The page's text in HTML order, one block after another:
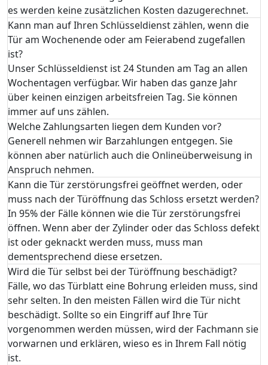
es werden keine zusätzlichen Kosten dazugerechnet.
Kann man auf Ihren Schlüsseldienst zählen, wenn die
Tür am Wochenende oder am Feierabend zugefallen
ist?
Unser Schlüsseldienst ist 24 Stunden am Tag an allen
Wochentagen verfügbar. Wir haben das ganze Jahr
über keinen einzigen arbeitsfreien Tag. Sie können
immer auf uns zählen.
Welche Zahlungsarten liegen dem Kunden vor?
Generell nehmen wir Barzahlungen entgegen. Sie
können aber natürlich auch die Onlineüberweisung in
Anspruch nehmen.
Kann die Tür zerstörungsfrei geöffnet werden, oder
muss nach der Türöffnung das Schloss ersetzt werden?
In 95% der Fälle können wie die Tür zerstörungsfrei
öffnen. Wenn aber der Zylinder oder das Schloss defekt
ist oder geknackt werden muss, muss man
dementsprechend diese ersetzen.
Wird die Tür selbst bei der Türöffnung beschädigt?
Fälle, wo das Türblatt eine Bohrung erleiden muss, sind
sehr selten. In den meisten Fällen wird die Tür nicht
beschädigt. Sollte so ein Eingriff auf Ihre Tür
vorgenommen werden müssen, wird der Fachmann sie
vorwarnen und erklären, wieso es in Ihrem Fall nötig
ist.